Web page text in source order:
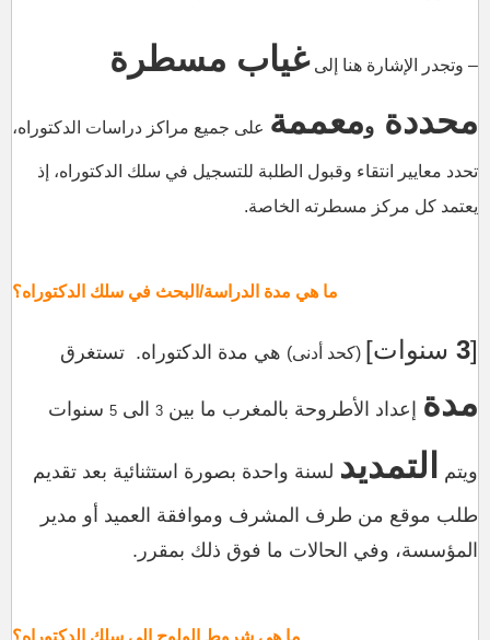
– وتجدر الإشارة هنا إلىغياب مسطرة
محددة ومعممة على جميع مراكز دراسات الدكتوراه،
تحدد معايير انتقاء وقبول الطلبة للتسجيل في سلك الدكتوراه، إذ
يعتمد كل مركز مسطرته الخاصة.
ما هي مدة الدراسة/البحث في سلك الدكتوراه؟
[
3 سنوات] (كحد أدنى) هي مدة الدكتوراه. تستغرق
مدة إعداد الأطروحة بالمغرب ما بين 3 الى 5 سنوات
ويتم التمديد لسنة واحدة بصورة استثنائية بعد تقديم
طلب موقع من طرف المشرف وموافقة العميد أو مدير
المؤسسة، وفي الحالات ما فوق ذلك بمقرر.
ما هي شروط الولوج إلى سلك الدكتوراه؟